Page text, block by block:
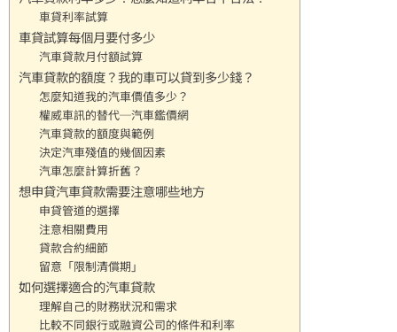
車貸利率試算
車貸試算每個月要付多少
汽車貸款月付額試算
汽車貸款的額度？我的車可以貸到多少錢？
怎麼知道我的汽車價值多少？
權威車訊的替代─汽車鑑價網
汽車貸款的額度與範例
決定汽車殘值的幾個因素
汽車怎麼計算折舊？
想申貸汽車貸款需要注意哪些地方
申貸管道的選擇
注意相關費用
貸款合約細節
留意「限制清償期」
如何選擇適合的汽車貸款
理解自己的財務狀況和需求
比較不同銀行或融資公司的條件和利率